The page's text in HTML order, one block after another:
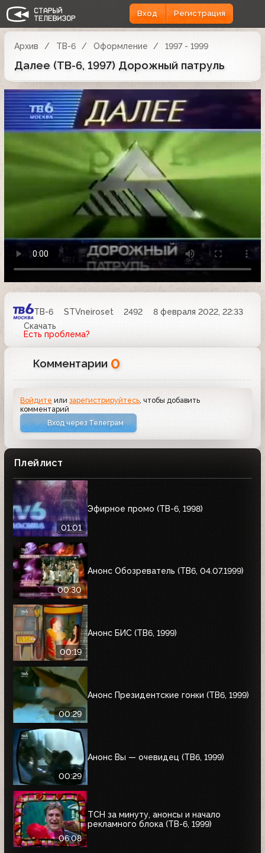
Вход Регистрация
Архив ТВ-6 Оформление 1997 - 1999
Далее (ТВ-6, 1997) Дорожный патруль
ТВ-6 STVneiroset 2492
8 февраля 2022, 22:33
Скачать
Есть проблема?
Комментарии 0
Войдите илизарегистрируйтесь , чтобы добавить
комментарий
Вход через Телеграм
Плейлист
01:01
Эфирное промо (ТВ-6, 1998)
00:30
Анонс Обозреватель (ТВ6, 04.07.1999)
00:19
Анонс БИС (ТВ6, 1999)
00:29
Анонс Президентские гонки (ТВ6, 1999)
00:29
Анонс Вы — очевидец (ТВ6, 1999)
06:08
ТСН за минуту, анонсы и начало
рекламного блока (ТВ-6, 1999)